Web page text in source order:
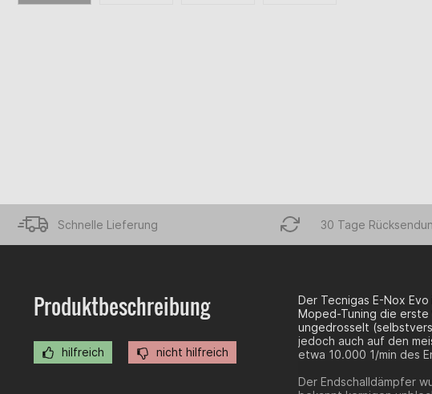
Schnelle Lieferung 30 Tage
Produktbeschreibung
hilfreich nicht hilfreich
Der Tecnigas E-Nox
Moped-Tuning die erste
ungedrosselt
jedoch auch auf den
etwa 10.000 1/min des
Der Endschalldämpfer